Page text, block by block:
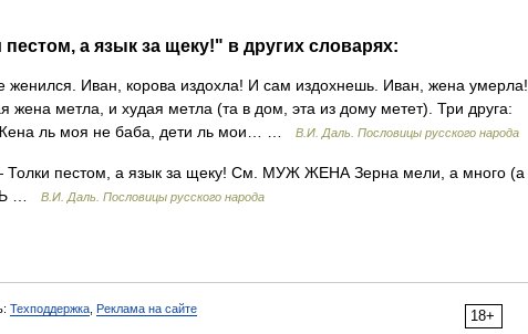
а язык за щеку!" в других словарях:
женился. Иван, корова издохла! И сам издохнешь. Иван, жена умерла!
метла, и худая метла (та в дом, эта из дому метет). Три друга:
ль моя не баба, дети ль мои… …
В.И. Даль. Пословицы русского народа
пестом, а язык за щеку! См. МУЖ ЖЕНА Зерна мели, а много (а
…
В.И. Даль. Пословицы русского народа
18+
Техподдержка Реклама на сайте